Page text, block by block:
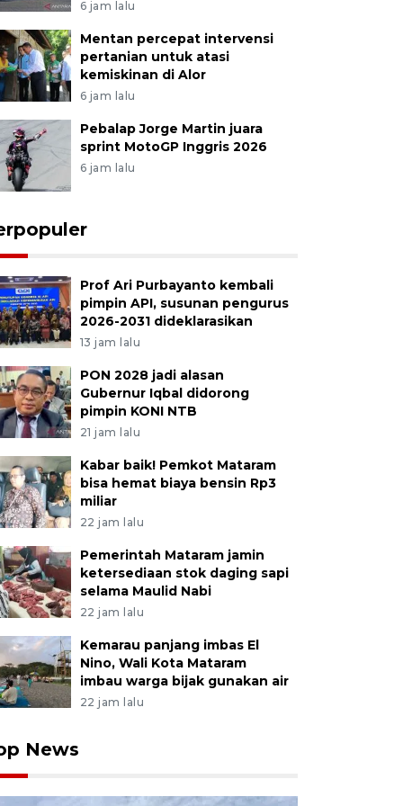
6 jam lalu
Mentan percepat intervensi
pertanian untuk atasi
kemiskinan di Alor
6 jam lalu
Pebalap Jorge Martin juara
sprint MotoGP Inggris 2026
6 jam lalu
Prof Ari Purbayanto kembali
pimpin API, susunan pengurus
2026-2031 dideklarasikan
13 jam lalu
PON 2028 jadi alasan
Gubernur Iqbal didorong
pimpin KONI NTB
21 jam lalu
Kabar baik! Pemkot Mataram
bisa hemat biaya bensin Rp3
miliar
22 jam lalu
Pemerintah Mataram jamin
ketersediaan stok daging sapi
selama Maulid Nabi
22 jam lalu
Kemarau panjang imbas El
Nino, Wali Kota Mataram
imbau warga bijak gunakan air
22 jam lalu
News